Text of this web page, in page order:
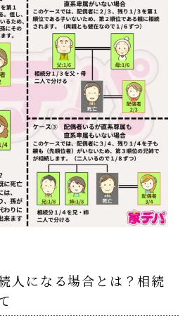
人になる場合とは？相続